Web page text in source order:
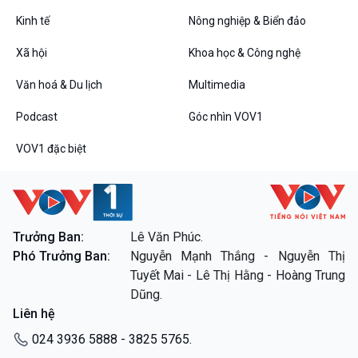
360 độ Sức khỏe
Tài nguyên và Môi trường
Chuyên gia của bạn
Xã hội chuyển động
Bước chân đến trường
Kết nối công nghệ
khí hậu
Văn hoá & Du lịch
Chát với người nổi tiếng
Câu chuyện Thể thao
Podcast
Góc nhìn VOV1
Bình luận
Kinh tế Nông nghiệp & Biển đảo
Xã hội Khoa học & Công nghệ
Văn hoá & Du lịch Multimedia
Podcast Góc nhìn VOV1
VOV1 đặc biệt
Trưởng Ban:
Lê Văn Phúc.
Phó Trưởng Ban:
Nguyễn Mạnh Thắng - Nguyễn Thị
Tuyết Mai - Lê Thị Hằng - Hoàng Trung
Dũng.
Liên hệ
024 3936 5888 - 3825 5765.